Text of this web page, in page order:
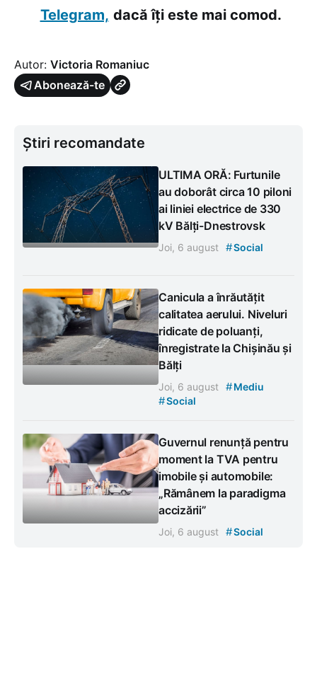
Telegram, dacă îți este mai comod.
Autor: Victoria Romaniuc
Abonează-te
Știri recomandate
ULTIMA ORĂ: Furtunile
au doborât circa 10 piloni
ai liniei electrice de 330
kV Bălți-Dnestrovsk
Joi, 6 august #Social
Canicula a înrăutățit
calitatea aerului. Niveluri
ridicate de poluanți,
înregistrate la Chișinău și
Bălți
Joi, 6 august #Mediu
#Social
Guvernul renunță pentru
moment la TVA pentru
imobile și automobile:
„Rămânem la paradigma
accizării”
Joi, 6 august #Social